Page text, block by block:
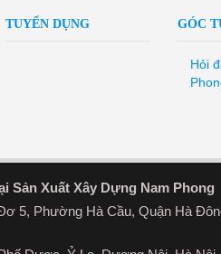
TUYỂN DỤNG GÓC
Hỏi
Sản Xuất Xây Dựng Nam Phong
5, Phường Hà Cầu, Quận Hà